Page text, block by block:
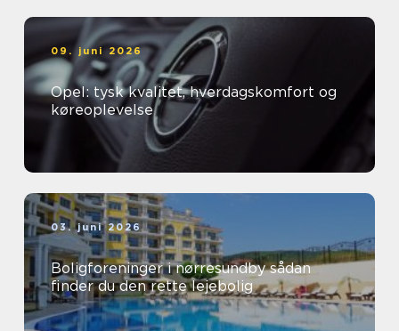
09. juni 2026
Opel: tysk kvalitet, hverdagskomfort og
køreoplevelse
03. juni 2026
Boligforeninger i nørresundby sådan
finder du den rette lejebolig